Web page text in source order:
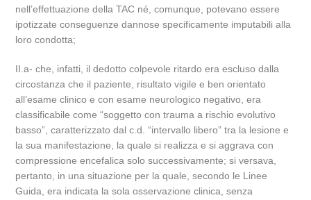
nell’effettuazione della TAC né, comunque, potevano essere
ipotizzate conseguenze dannose specificamente imputabili alla
loro condotta;
II.a- che, infatti, il dedotto colpevole ritardo era escluso dalla
circostanza che il paziente, risultato vigile e ben orientato
all’esame clinico e con esame neurologico negativo, era
classificabile come “soggetto con trauma a rischio evolutivo
basso”, caratterizzato dal c.d. “intervallo libero” tra la lesione e
la sua manifestazione, la quale si realizza e si aggrava con
compressione encefalica solo successivamente; si versava,
pertanto, in una situazione per la quale, secondo le Linee
Guida, era indicata la sola osservazione clinica, senza